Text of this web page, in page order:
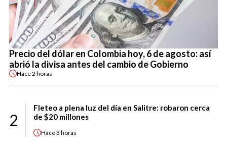
Precio del dólar en Colombia hoy, 6 de agosto: así
abrió la divisa antes del cambio de Gobierno
Hace2 horas
2
Fleteo a plena luz del día en Salitre: robaron cerca
de $20 millones
Hace3 horas